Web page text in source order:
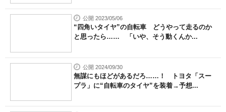
公開 2023/05/06
“四角いタイヤ”の自転車 どうやって走るのか
と思ったら…… 「いや、そう動くんか...
公開 2024/09/30
無謀にもほどがあるだろ……！ トヨタ「スー
プラ」に“自転車のタイヤ”を装着→予想...